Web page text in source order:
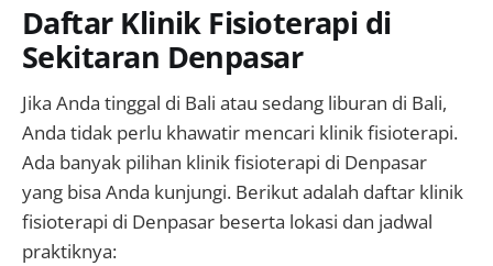
Daftar Klinik Fisioterapi di
Sekitaran Denpasar
Jika Anda tinggal di Bali atau sedang liburan di Bali,
Anda tidak perlu khawatir mencari klinik fisioterapi.
Ada banyak pilihan klinik fisioterapi di Denpasar
yang bisa Anda kunjungi. Berikut adalah daftar klinik
fisioterapi di Denpasar beserta lokasi dan jadwal
praktiknya: